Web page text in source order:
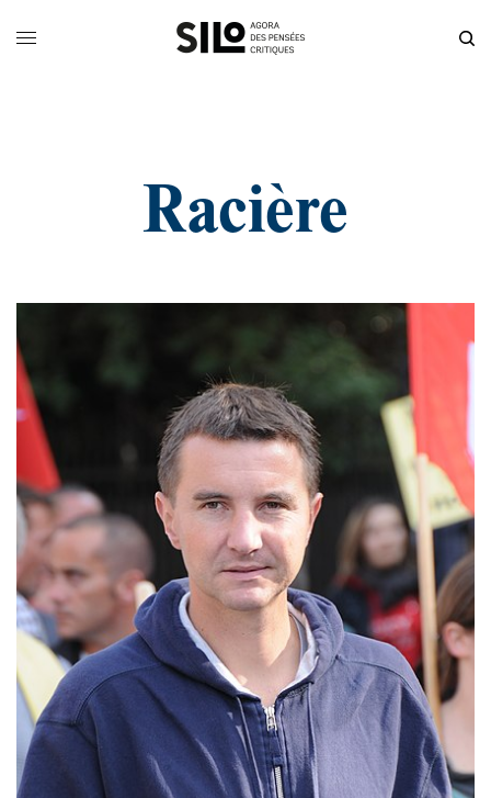
Racière